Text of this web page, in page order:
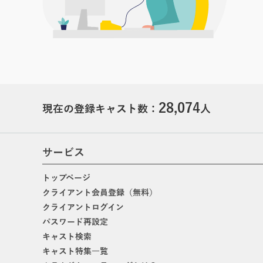
現在の登録キャスト数： 28,074人
サービス
トップページ
クライアント会員登録（無料）
クライアントログイン
パスワード再設定
キャスト検索
キャスト特集一覧